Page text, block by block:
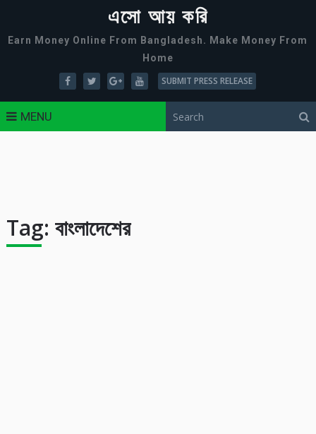
এসো আয় করি
Earn Money Online From Bangladesh. Make Money From
Home
SUBMIT PRESS RELEASE
MENU
Tag: বাংলাদেশের